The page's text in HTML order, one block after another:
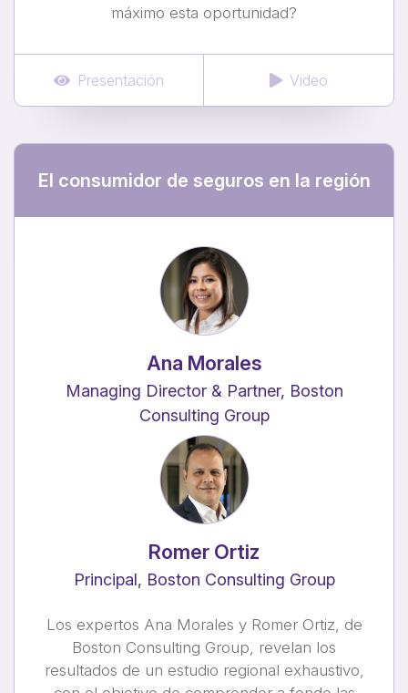
máximo esta oportunidad?
Presentación Video
El consumidor de seguros en la región
Ana Morales
Managing Director & Partner, Boston
Consulting Group
Romer Ortiz
Principal, Boston Consulting Group
Los expertos Ana Morales y Romer Ortiz, de
Boston Consulting Group, revelan los
resultados de un estudio regional exhaustivo,